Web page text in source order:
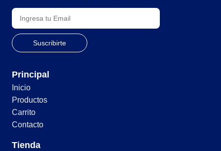
Principal
Inicio
Productos
Carrito
Contacto
Tienda